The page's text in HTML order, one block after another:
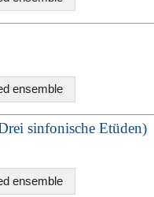
ensemble
sinfonische Etüden)
ensemble